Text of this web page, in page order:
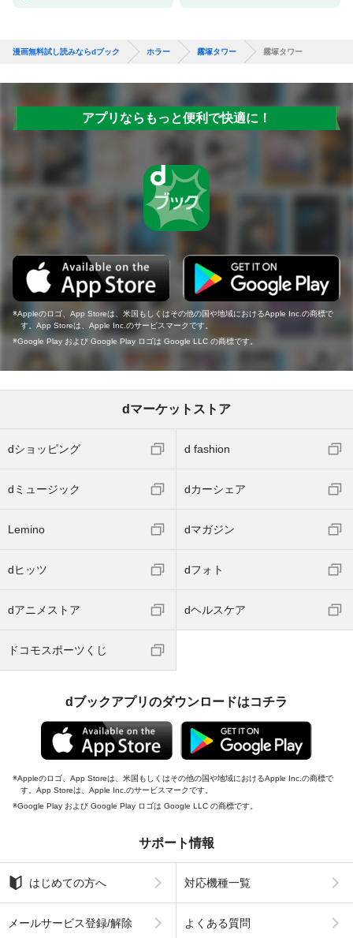
漫画無料試し読みならdブック ホラー 霧塚タワー 霧塚タワー
アプリならもっと便利で快適に！
Appleのロゴ、App Storeは、米国もしくはその他の国や地域におけるApple Inc.の商標で
す。App Storeは、Apple Inc.のサービスマークです。
Google Play および Google Play ロゴは Google LLC の商標です。
dマーケットストア
dショッピング d fashion
dミュージック dカーシェア
Lemino dマガジン
dヒッツ dフォト
dアニメストア dヘルスケア
ドコモスポーツくじ
dブックアプリのダウンロードはコチラ
Appleのロゴ、App Storeは、米国もしくはその他の国や地域におけるApple Inc.の商標で
す。App Storeは、Apple Inc.のサービスマークです。
Google Play および Google Play ロゴは Google LLC の商標です。
サポート情報
はじめての方へ 対応機種一覧
メールサービス登録/解除 よくある質問